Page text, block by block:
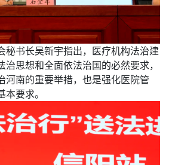
秘书长吴新宇指出，医疗机构法治建
思想和全面依法治国的必然要求，
河南的重要举措，也是强化医院管
要求。